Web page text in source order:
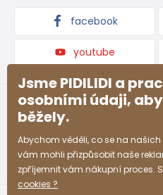
EU
21 22
vnitřní
délka
(mm)
136 143 149
Kolekce zboží
facebook
youtube
Jsme PIDILIDI a
osobními údaji,
běžely.
Abychom věděli, co se na
vám mohli přizpůsobit naše
zpříjemnit vám nákupní proces.
cookies ?